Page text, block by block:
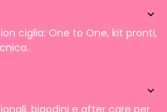

ciglia: One to One, kit pronti,

bigodini e after care per